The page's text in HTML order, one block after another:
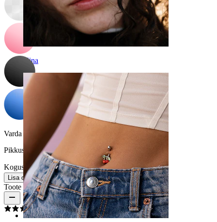
Nina
Varda paksus:
1,6 mm
Pikkus:
16 mm
Kogus: 1
Muuda
Lisa ostukorvi
Toote arvustused